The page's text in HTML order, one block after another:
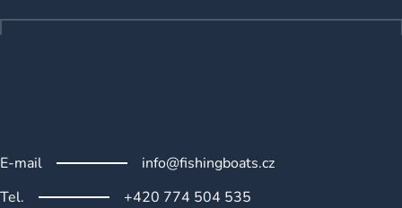
í
ý
p
i
t
í
E-mail
info@fishingboats.cz
Tel.
+420 774 504 535